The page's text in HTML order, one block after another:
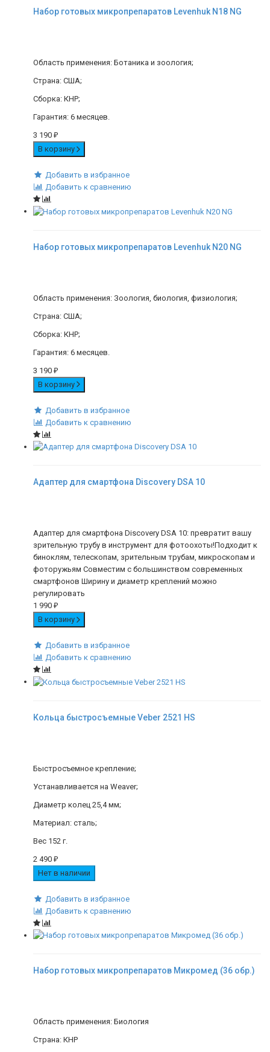
Набор готовых микропрепаратов Levenhuk N18 NG
Область применения: Ботаника и зоология;
Страна: США;
Сборка: КНР;
Гарантия: 6 месяцев.
3 190 ₽
В корзину
Добавить в избранное
Добавить к сравнению
Набор готовых микропрепаратов Levenhuk N20 NG
Область применения: Зоология, биология, физиология;
Страна: США;
Сборка: КНР;
Гарантия: 6 месяцев.
3 190 ₽
В корзину
Добавить в избранное
Добавить к сравнению
Адаптер для смартфона Discovery DSA 10
Адаптер для смартфона Discovery DSA 10: превратит вашу
зрительную трубу в инструмент для фотоохоты!Подходит к
биноклям, телескопам, зрительным трубам, микроскопам и
фоторужьям Совместим с большинством современных
смартфонов Ширину и диаметр креплений можно
регулировать
1 990 ₽
В корзину
Добавить в избранное
Добавить к сравнению
Кольца быстросъемные Veber 2521 HS
Быстросъемное крепление;
Устанавливается на Weaver;
Диаметр колец 25,4 мм;
Материал: сталь;
Вес 152 г.
2 490 ₽
Нет в наличии
Добавить в избранное
Добавить к сравнению
Набор готовых микропрепаратов Микромед (36 обр.)
Область применения: Биология
Страна: КНР